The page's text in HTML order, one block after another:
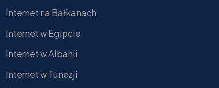
Internet na Bałkanach
Internet w Egipcie
Internet w Albanii
Internet w Tunezji